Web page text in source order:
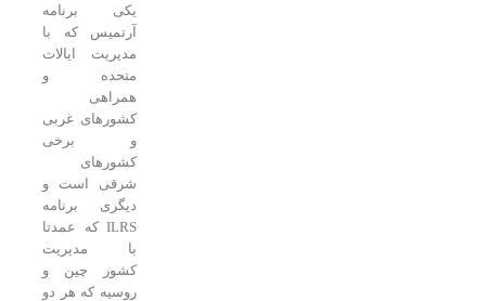
یکی برنامه
آرتمیس که با
مدیریت ایالات
متحده و
همراهی
کشورهای غربی
و برخی
کشورهای
شرقی است و
دیگری برنامه
ILRS که عمدتا
با مدیریت
کشور چین و
روسیه که هر دو